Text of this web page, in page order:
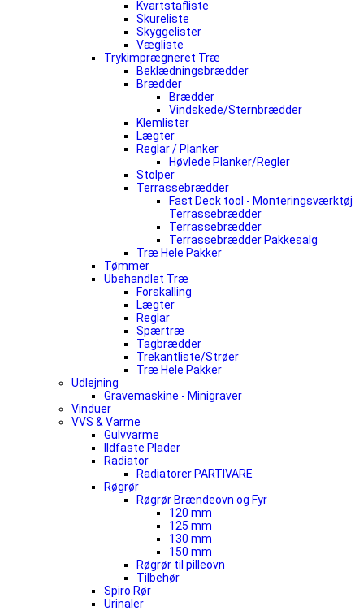
Kvartstafliste
Skureliste
Skyggelister
Vægliste
Trykimprægneret Træ
Beklædningsbrædder
Brædder
Brædder
Vindskede/Sternbrædder
Klemlister
Lægter
Reglar / Planker
Høvlede Planker/Regler
Stolper
Terrassebrædder
Fast Deck tool - Monteringsværktøj
Terrassebrædder
Terrassebrædder
Terrassebrædder Pakkesalg
Træ Hele Pakker
Tømmer
Ubehandlet Træ
Forskalling
Lægter
Reglar
Spærtræ
Tagbrædder
Trekantliste/Strøer
Træ Hele Pakker
Udlejning
Gravemaskine - Minigraver
Vinduer
VVS & Varme
Gulvvarme
Ildfaste Plader
Radiator
Radiatorer PARTIVARE
Røgrør
Røgrør Brændeovn og Fyr
120 mm
125 mm
130 mm
150 mm
Røgrør til pilleovn
Tilbehør
Spiro Rør
Urinaler